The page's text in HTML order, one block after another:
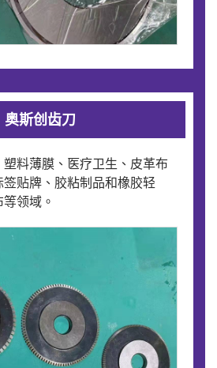
奥斯创齿刀
料薄膜、医疗卫生、皮革布
贴牌、胶粘制品和橡胶轻
领域。